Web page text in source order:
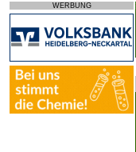
WERBUNG